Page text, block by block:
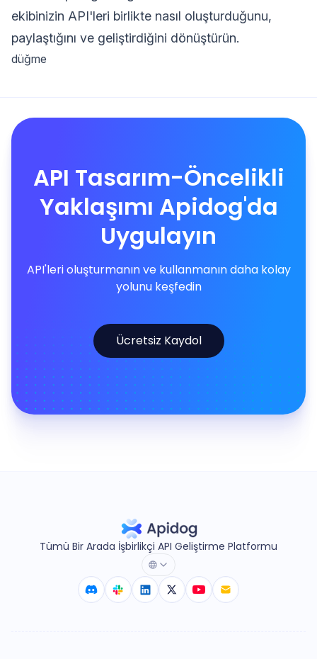
ekibinizin API'leri birlikte nasıl oluşturduğunu,
paylaştığını ve geliştirdiğini dönüştürün.
düğme
API Tasarım-Öncelikli
Yaklaşımı Apidog'da
Uygulayın
API'leri oluşturmanın ve kullanmanın daha kolay
yolunu keşfedin
Ücretsiz Kaydol
Tümü Bir Arada İşbirlikçi API Geliştirme Platformu